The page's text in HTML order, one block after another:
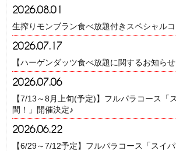
2026.08.01
生搾りモンブラン食べ放題付きスペシャル
2026.07.17
【ハーゲンダッツ食べ放題に関するお知らせ
2026.07.06
【7/13～8月上旬(予定)】フルパラコース「
間！」開催決定♪
2026.06.22
【6/29～7/12予定】フルパラコース「スイ